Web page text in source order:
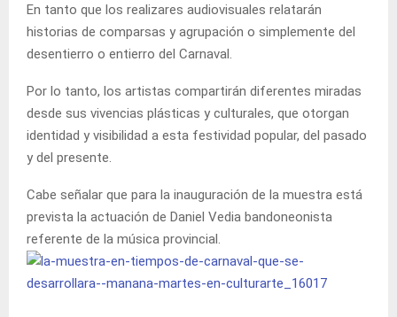
En tanto que los realizares audiovisuales relatarán
historias de comparsas y agrupación o simplemente del
desentierro o entierro del Carnaval.
Por lo tanto, los artistas compartirán diferentes miradas
desde sus vivencias plásticas y culturales, que otorgan
identidad y visibilidad a esta festividad popular, del pasado
y del presente.
Cabe señalar que para la inauguración de la muestra está
prevista la actuación de Daniel Vedia bandoneonista
referente de la música provincial.